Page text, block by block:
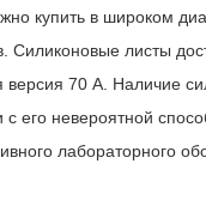
купить в широком
Силиконовые листы
70 А. Наличие
его невероятной
лабораторного